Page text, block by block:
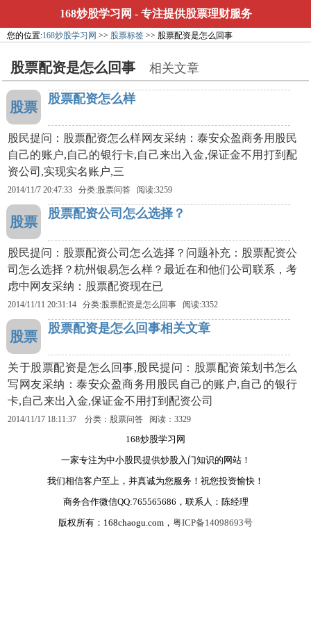
168炒股学习网 - 专注提供股票理财服务
您的位置:168炒股学习网 >> 股票标签 >> 股票配资是怎么回事
股票配资是怎么回事 相关文章
股票
股票配资怎么样
股民提问：股票配资怎么样网友采纳：泰安众盈商务用股民
自己的账户,自己的银行卡,自己来出入金,保证金不用打到配
资公司,实现实名账户,三
2014/11/7 20:47:33 分类:股票问答 阅读:3259
股票
股票配资公司怎么选择？
股民提问：股票配资公司怎么选择？问题补充：股票配资公
司怎么选择？杭州银易怎么样？最近在和他们公司联系，考
虑中网友采纳：股票配资现在已
2014/11/11 20:31:14 分类:股票配资是怎么回事 阅读:3352
股票
股票配资是怎么回事相关文章
关于股票配资是怎么回事,股民提问：股票配资策划书怎么
写网友采纳：泰安众盈商务用股民自己的账户,自己的银行
卡,自己来出入金,保证金不用打到配资公司
2014/11/17 18:11:37 分类：股票问答 阅读：3329
168炒股学习网
一家专注为中小股民提供炒股入门知识的网站！
我们相信客户至上，并真诚为您服务！祝您投资愉快！
商务合作微信QQ:765565686，联系人：陈经理
版权所有：168chaogu.com， 粤ICP备14098693号